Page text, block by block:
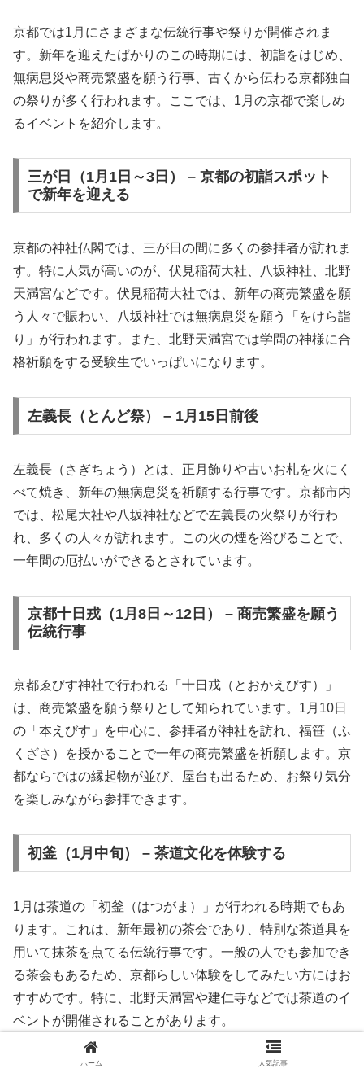
京都では1月にさまざまな伝統行事や祭りが開催されま
す。新年を迎えたばかりのこの時期には、初詣をはじめ、
無病息災や商売繁盛を願う行事、古くから伝わる京都独自
の祭りが多く行われます。ここでは、1月の京都で楽しめ
るイベントを紹介します。
三が日（1月1日～3日） – 京都の初詣スポット
で新年を迎える
京都の神社仏閣では、三が日の間に多くの参拝者が訪れま
す。特に人気が高いのが、伏見稲荷大社、八坂神社、北野
天満宮などです。伏見稲荷大社では、新年の商売繁盛を願
う人々で賑わい、八坂神社では無病息災を願う「をけら詣
り」が行われます。また、北野天満宮では学問の神様に合
格祈願をする受験生でいっぱいになります。
左義長（とんど祭） – 1月15日前後
左義長（さぎちょう）とは、正月飾りや古いお札を火にく
べて焼き、新年の無病息災を祈願する行事です。京都市内
では、松尾大社や八坂神社などで左義長の火祭りが行わ
れ、多くの人々が訪れます。この火の煙を浴びることで、
一年間の厄払いができるとされています。
京都十日戎（1月8日～12日） – 商売繁盛を願う
伝統行事
京都ゑびす神社で行われる「十日戎（とおかえびす）」
は、商売繁盛を願う祭りとして知られています。1月10日
の「本えびす」を中心に、参拝者が神社を訪れ、福笹（ふ
くざさ）を授かることで一年の商売繁盛を祈願します。京
都ならではの縁起物が並び、屋台も出るため、お祭り気分
を楽しみながら参拝できます。
初釜（1月中旬） – 茶道文化を体験する
1月は茶道の「初釜（はつがま）」が行われる時期でもあ
ります。これは、新年最初の茶会であり、特別な茶道具を
用いて抹茶を点てる伝統行事です。一般の人でも参加でき
る茶会もあるため、京都らしい体験をしてみたい方にはお
すすめです。特に、北野天満宮や建仁寺などでは茶道のイ
ベントが開催されることがあります。
ホーム 人気記事